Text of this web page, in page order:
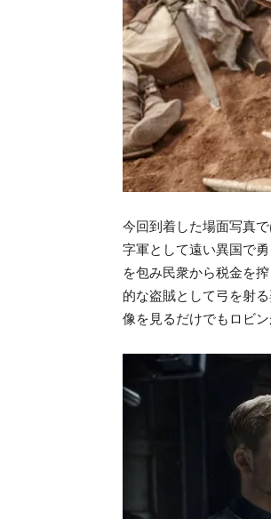
今回到着した場面写真
字軍として遠い異国で
を包み民衆から税金を
的な盗賊として弓を射
像を見るだけでもロビ